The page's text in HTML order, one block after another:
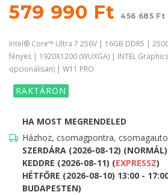
579 990 Ft456 685 Ft
Intel® Core™ Ultra 7 256V | 16GB DDR5 |
fényes | 1920X1200 (WUXGA) | INTEL
opcionálisan) | W11 PRO
RAKTÁRON
HA MOST MEGRENDELED
Házhoz, csomagpontra,
SZERDÁRA (2026-08-12) (NORMÁL)
KEDDRE (2026-08-11) (EXPRESSZ)
HÉTFŐRE (2026-08-10) 13:00 -
BUDAPESTEN)